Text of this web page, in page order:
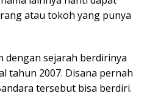
atau tokoh yang punya
dengan sejarah berdirinya
tahun 2007. Disana pernah
tersebut bisa berdiri.